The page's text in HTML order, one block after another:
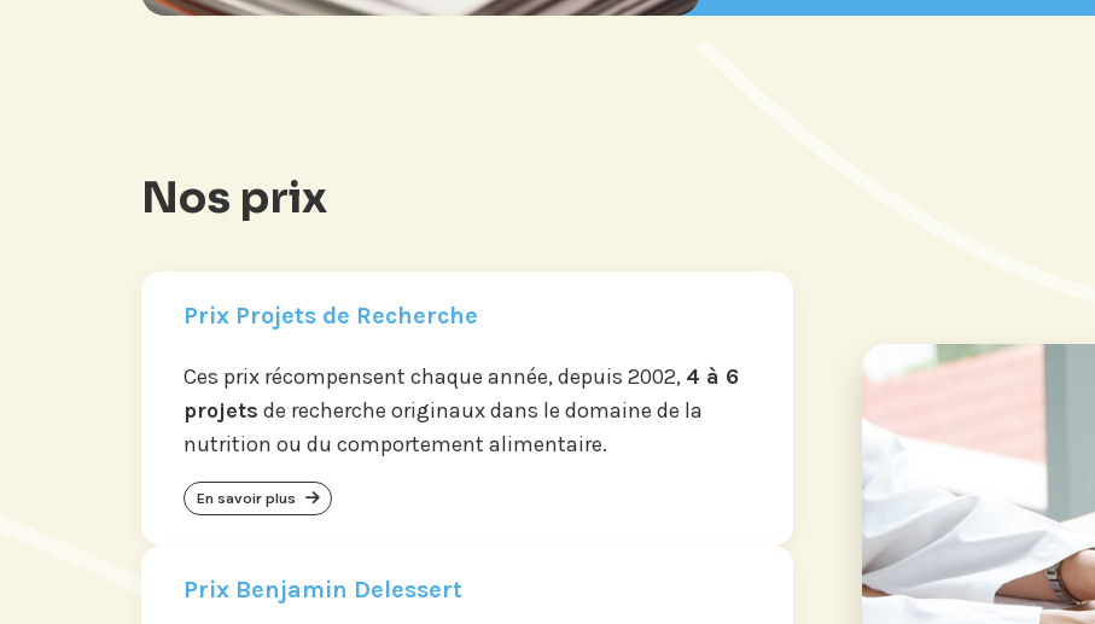
Nos prix
Prix Projets de Recherche
Ces prix récompensent chaque année, depuis 2002, 4 à 6
projets de recherche originaux dans le domaine de la
nutrition ou du comportement alimentaire.
En savoir plus
Prix Benjamin Delessert